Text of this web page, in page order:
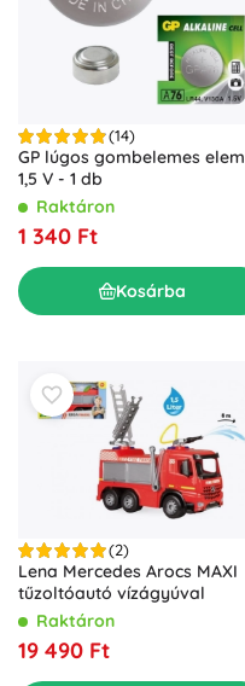
(14)
GP lúgos gombelemes elem
1,5 V - 1 db
Raktáron
1 340 Ft
Kosárba
(2)
Lena Mercedes Arocs MAXI
tűzoltóautó vízágyúval
Raktáron
19 490 Ft